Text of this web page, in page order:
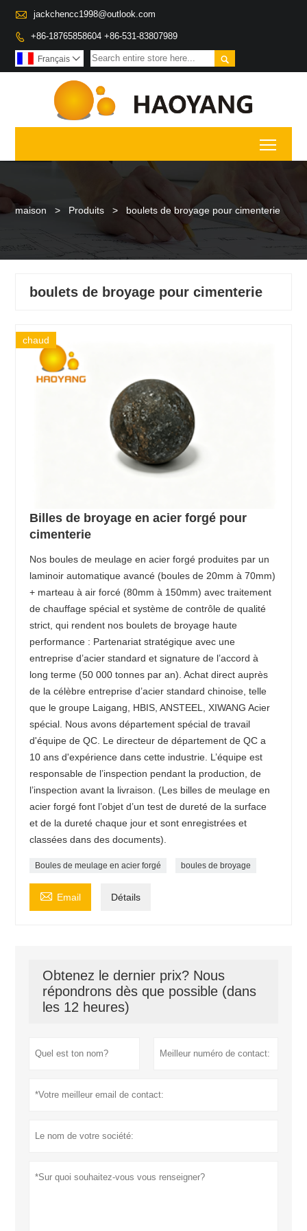
 jackchencc1998@outlook.com
 +86-18765858604 +86-531-83807989

Français 
maison > Produits > boulets de broyage pour cimenterie
boulets de broyage pour cimenterie
chaud
Billes de broyage en acier forgé pour
cimenterie
Nos boules de meulage en acier forgé produites par un
laminoir automatique avancé (boules de 20mm à 70mm)
+ marteau à air forcé (80mm à 150mm) avec traitement
de chauffage spécial et système de contrôle de qualité
strict, qui rendent nos boulets de broyage haute
performance : Partenariat stratégique avec une
entreprise d’acier standard et signature de l’accord à
long terme (50 000 tonnes par an). Achat direct auprès
de la célèbre entreprise d’acier standard chinoise, telle
que le groupe Laigang, HBIS, ANSTEEL, XIWANG Acier
spécial. Nous avons département spécial de travail
d'équipe de QC. Le directeur de département de QC a
10 ans d'expérience dans cette industrie. L’équipe est
responsable de l’inspection pendant la production, de
l’inspection avant la livraison. (Les billes de meulage en
acier forgé font l’objet d’un test de dureté de la surface
et de la dureté chaque jour et sont enregistrées et
classées dans des documents).
Boules de meulage en acier forgé boules de broyage
 Email Détails
Obtenez le dernier prix? Nous
répondrons dès que possible (dans
les 12 heures)